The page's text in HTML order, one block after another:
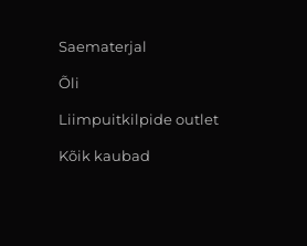
Saematerjal
Õli
Liimpuitkilpide outlet
Kõik kaubad